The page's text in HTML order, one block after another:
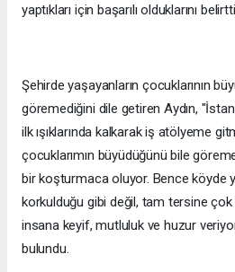
yaptıkları için başarılı olduklarını
Şehirde yaşayanların çocuklarının
göremediğini dile getiren Aydın,
ilk ışıklarında kalkarak iş atölyeme
çocuklarımın büyüdüğünü bile
bir koşturmaca oluyor. Bence köyde
korkulduğu gibi değil, tam tersine
insana keyif, mutluluk ve huzur
bulundu.